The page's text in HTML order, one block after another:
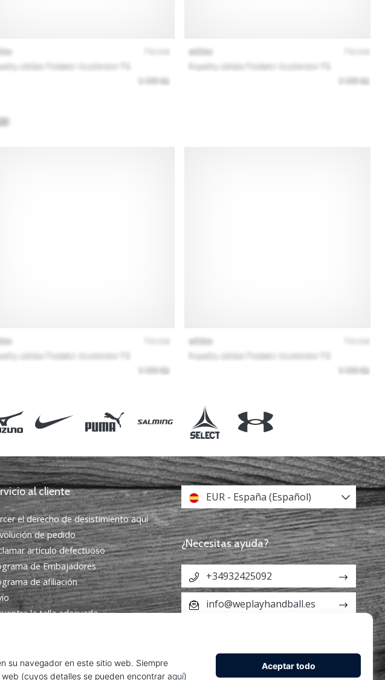
al cliente
el derecho de desistimiento aquí
de pedido
artículo defectuoso
de Embajadores
de afiliación
la talla adecuada
de privacidad
EUR - España (Español)
¿Necesitas ayuda?
+34932425092
info@weplayhandball.es